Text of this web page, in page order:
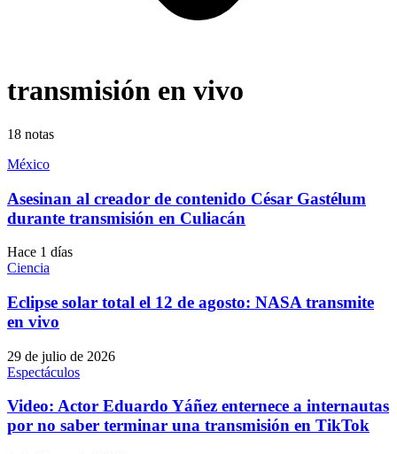
transmisión en vivo
18 notas
México
Asesinan al creador de contenido César Gastélum
durante transmisión en Culiacán
Hace 1 días
Ciencia
Eclipse solar total el 12 de agosto: NASA transmite
en vivo
29 de julio de 2026
Espectáculos
Video: Actor Eduardo Yáñez enternece a internautas
por no saber terminar una transmisión en TikTok